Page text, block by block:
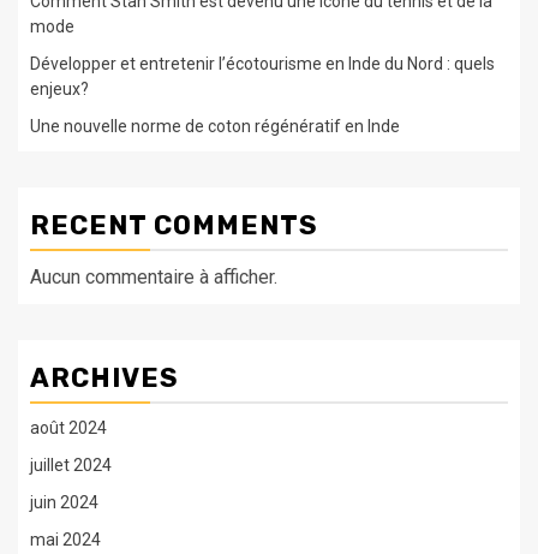
mode
Développer et entretenir l’écotourisme en Inde du Nord : quels
enjeux?
Une nouvelle norme de coton régénératif en Inde
RECENT COMMENTS
Aucun commentaire à afficher.
ARCHIVES
août 2024
juillet 2024
juin 2024
mai 2024